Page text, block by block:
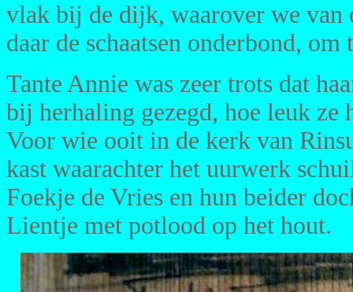
vlak bij de dijk, waarover we van
daar de schaatsen onderbond,
Tante Annie was zeer trots dat
bij herhaling gezegd, hoe leuk ze
Voor wie ooit in de kerk van
kast waarachter het uurwerk
Foekje de Vries en hun beider
Lientje met potlood op het hout.